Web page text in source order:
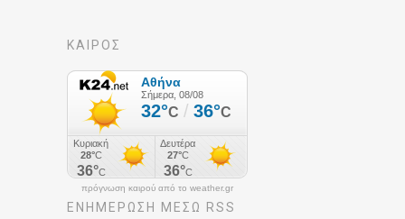
ΚΑΙΡΟΣ
πρόγνωση καιρού από το weather.gr
ΕΝΗΜΈΡΩΣΉ ΜΕΣΩ RSS